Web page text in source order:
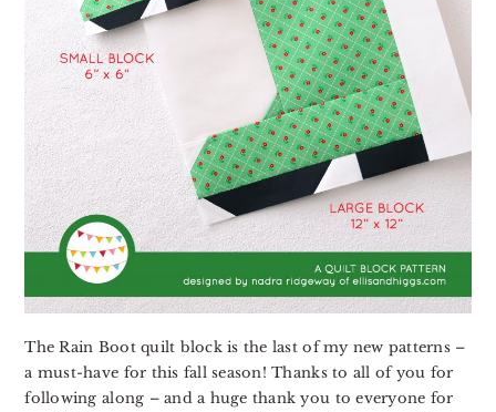
The Rain Boot quilt block is the last of my new patterns –
a must-have for this fall season! Thanks to all of you for
following along – and a huge thank you to everyone for